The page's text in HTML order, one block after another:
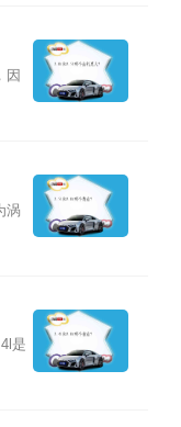
因
涡
是